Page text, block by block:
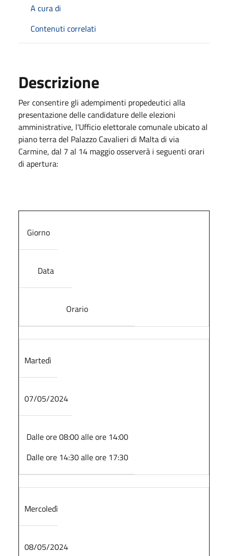
A cura di
Contenuti correlati
Descrizione
Per consentire gli adempimenti propedeutici alla
presentazione delle candidature delle elezioni
amministrative, l'Ufficio elettorale comunale ubicato al
piano terra del Palazzo Cavalieri di Malta di via
Carmine, dal 7 al 14 maggio osserverà i seguenti orari
di apertura:
Giorno
Data
Orario
Martedì
07/05/2024
Dalle ore 08:00 alle ore 14:00
Dalle ore 14:30 alle ore 17:30
Mercoledì
08/05/2024